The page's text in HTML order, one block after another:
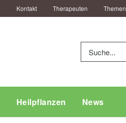
Kontakt Therapeuten Themen
Heilpflanzen News